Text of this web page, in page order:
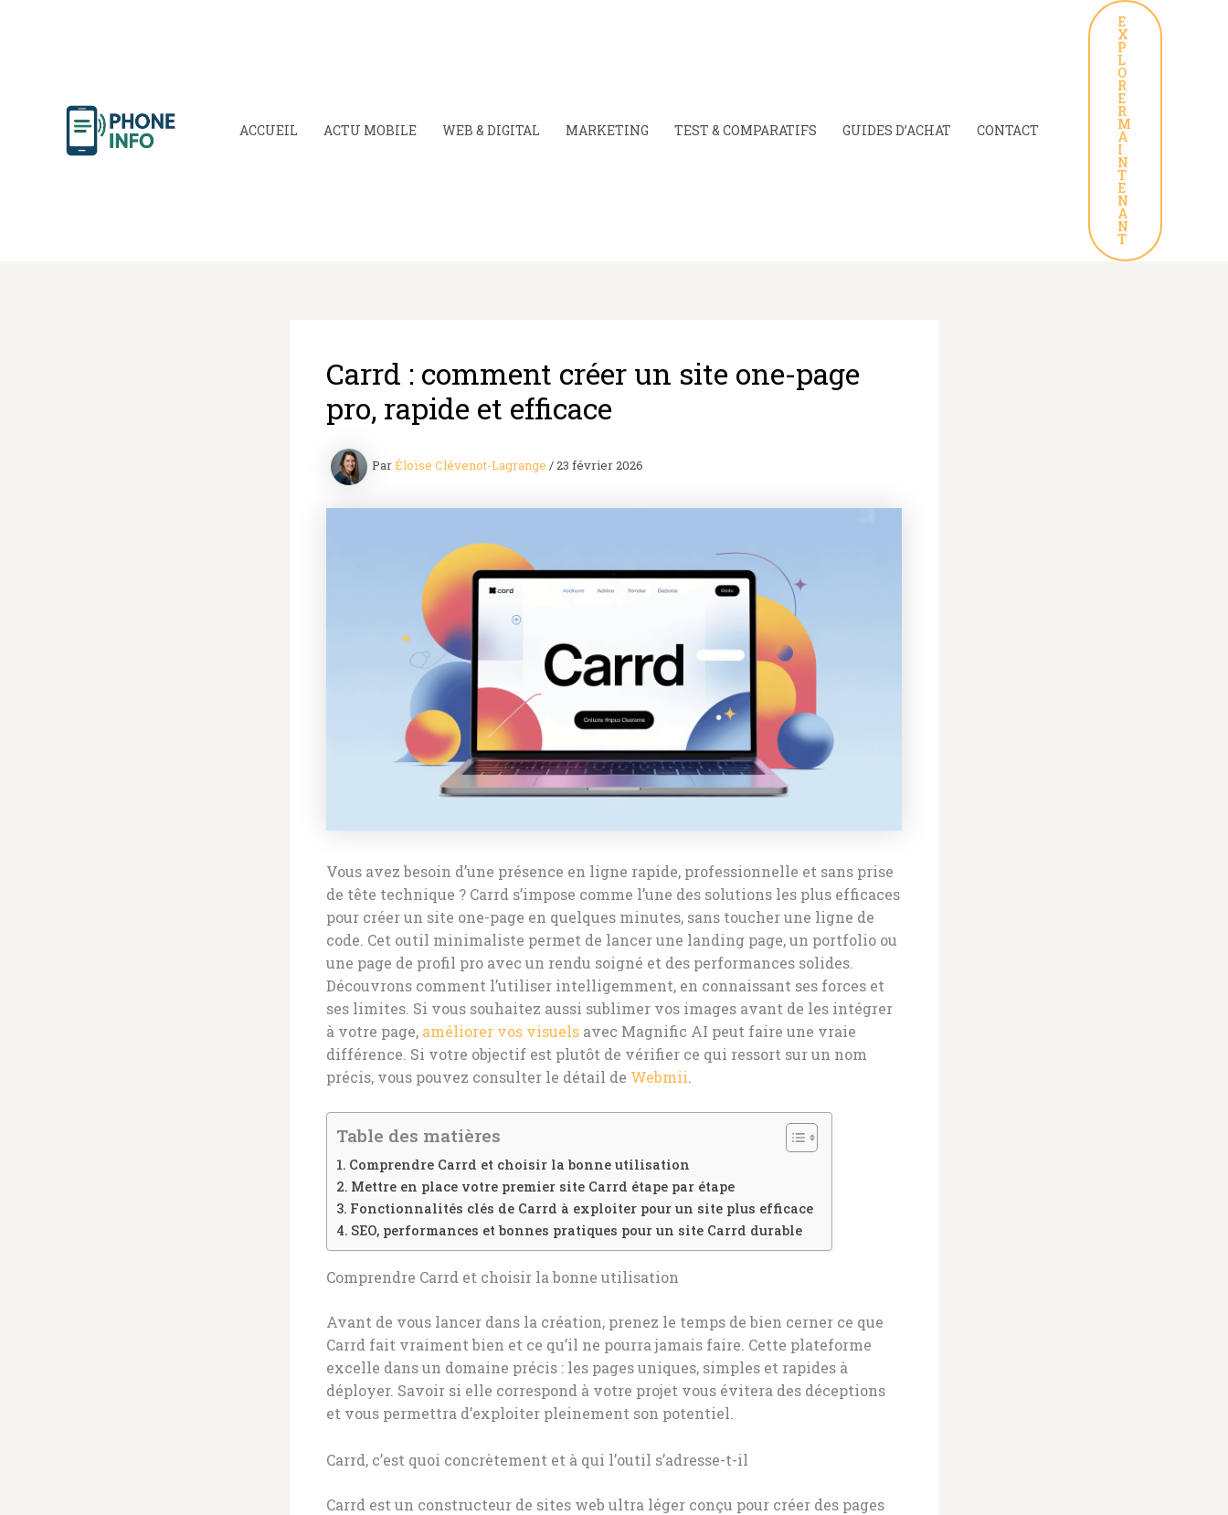
ACCUEIL ACTU MOBILE WEB & DIGITAL MARKETING TEST & COMPARATIFS GUIDES D’ACHAT CONTACT
E
X
P
L
O
R
E
R
M
A
I
N
T
E
N
A
N
T
Carrd : comment créer un site one-page
pro, rapide et efficace
ParÉloïse Clévenot-Lagrange /23 février 2026
Vous avez besoin d’une présence en ligne rapide, professionnelle et sans prise
de tête technique ? Carrd s’impose comme l’une des solutions les plus efficaces
pour créer un site one-page en quelques minutes, sans toucher une ligne de
code. Cet outil minimaliste permet de lancer une landing page, un portfolio ou
une page de profil pro avec un rendu soigné et des performances solides.
Découvrons comment l’utiliser intelligemment, en connaissant ses forces et
ses limites. Si vous souhaitez aussi sublimer vos images avant de les intégrer
à votre page, améliorer vos visuels avec Magnific AI peut faire une vraie
différence. Si votre objectif est plutôt de vérifier ce qui ressort sur un nom
précis, vous pouvez consulter le détail de Webmii.
Table des matières
Comprendre Carrd et choisir la bonne utilisation
Mettre en place votre premier site Carrd étape par étape
Fonctionnalités clés de Carrd à exploiter pour un site plus efficace
SEO, performances et bonnes pratiques pour un site Carrd durable
Comprendre Carrd et choisir la bonne utilisation
Avant de vous lancer dans la création, prenez le temps de bien cerner ce que
Carrd fait vraiment bien et ce qu’il ne pourra jamais faire. Cette plateforme
excelle dans un domaine précis : les pages uniques, simples et rapides à
déployer. Savoir si elle correspond à votre projet vous évitera des déceptions
et vous permettra d’exploiter pleinement son potentiel.
Carrd, c’est quoi concrètement et à qui l’outil s’adresse-t-il
Carrd est un constructeur de sites web ultra léger conçu pour créer des pages